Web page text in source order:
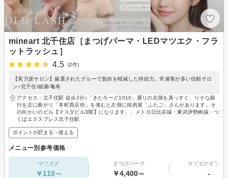
mineart 北千住店［まつげパーマ・LEDマツエク・フラ
ットラッシュ］
4.5
(2件)
【実力派サロン】厳選されたグルーで負担を軽減した持続力。常連客が多い信頼サロ
ン♪北千住/綾瀬/亀有
アクセス：北千住駅 徒歩2分♪「きたろーど1010」通りの左側を真っすぐ、りそな銀
行を左に曲がり「本町商店街」を進むと左側に焼肉屋「ふたご」さんがあります。そ
の向かいのビル【マスダビル3階】になります。、メトロ日比谷線・東武伊勢崎線・つ
くばエクスプレス北千住駅
ポイントが貯まる・使える
メニュー別参考価格
マツエク
￥110～
まつげパーマ
￥4,400～
マツエクオフの
-